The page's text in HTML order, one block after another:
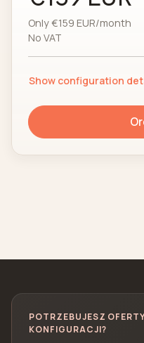
Only €159 EUR/month
No VAT
Show configuration
POTRZEBUJESZ
KONFIGURACJI?